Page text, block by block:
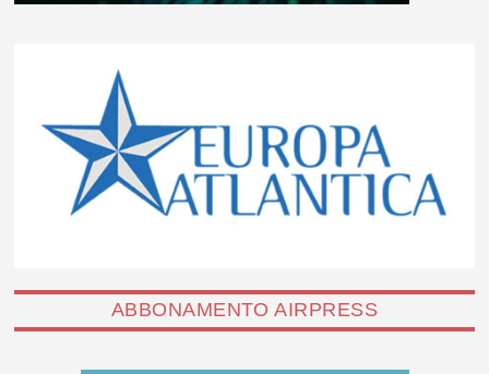
ABBONAMENTO AIRPRESS